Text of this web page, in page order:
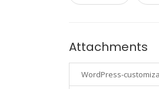
Attachments
WordPress-